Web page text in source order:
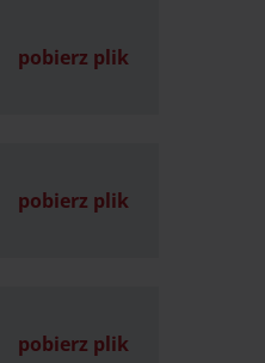
pobierz plik
pobierz plik
pobierz plik